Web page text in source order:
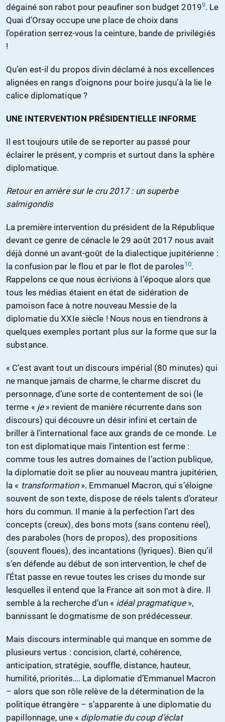
dégainé son rabot pour peaufiner son budget 20199. Le
Quai d’Orsay occupe une place de choix dans
l’opération serrez-vous la ceinture, bande de privilégiés
!
Qu’en est-il du propos divin déclamé à nos excellences
alignées en rangs d’oignons pour boire jusqu’à la lie le
calice diplomatique ?
UNE INTERVENTION PRÉSIDENTIELLE INFORME
Il est toujours utile de se reporter au passé pour
éclairer le présent, y compris et surtout dans la sphère
diplomatique.
Retour en arrière sur le cru 2017 : un superbe
salmigondis
La première intervention du président de la République
devant ce genre de cénacle le 29 août 2017 nous avait
déjà donné un avant-goût de la dialectique jupitérienne :
la confusion par le flou et par le flot de paroles10.
Rappelons ce que nous écrivions à l’époque alors que
tous les médias étaient en état de sidération de
pamoison face à notre nouveau Messie de la
diplomatie du XXIe siècle ! Nous nous en tiendrons à
quelques exemples portant plus sur la forme que sur la
substance.
« C’est avant tout un discours impérial (80 minutes) qui
ne manque jamais de charme, le charme discret du
personnage, d’une sorte de contentement de soi (le
terme « je» revient de manière récurrente dans son
discours) qui découvre un désir infini et certain de
briller à l’international face aux grands de ce monde. Le
ton est diplomatique mais l’intention est ferme :
comme tous les autres domaines de l’action publique,
la diplomatie doit se plier au nouveau mantra jupitérien,
la « transformation ». Emmanuel Macron, qui s’éloigne
souvent de son texte, dispose de réels talents d’orateur
hors du commun. Il manie à la perfection l’art des
concepts (creux), des bons mots (sans contenu réel),
des paraboles (hors de propos), des propositions
(souvent floues), des incantations (lyriques). Bien qu’il
s’en défende au début de son intervention, le chef de
l’État passe en revue toutes les crises du monde sur
lesquelles il entend que la France ait son mot à dire. Il
semble à la recherche d’un « idéal pragmatique»,
bannissant le dogmatisme de son prédécesseur.
Mais discours interminable qui manque en somme de
plusieurs vertus : concision, clarté, cohérence,
anticipation, stratégie, souffle, distance, hauteur,
humilité, priorités…. La diplomatie d’Emmanuel Macron
– alors que son rôle relève de la détermination de la
politique étrangère – s’apparente à une diplomatie du
papillonnage, une « diplomatie du coup d’éclat